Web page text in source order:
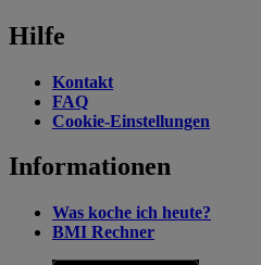
Hilfe
Kontakt
FAQ
Cookie-Einstellungen
Informationen
Was koche ich heute?
BMI Rechner